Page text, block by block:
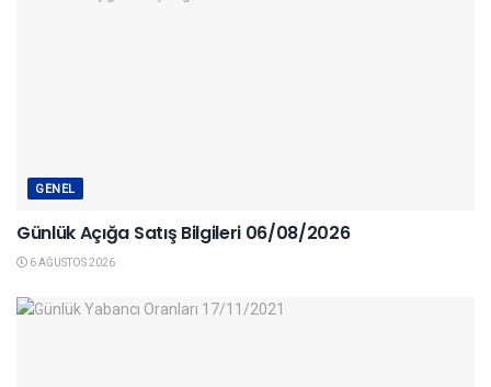
GENEL
Günlük Açığa Satış Bilgileri 06/08/2026
6 AĞUSTOS 2026